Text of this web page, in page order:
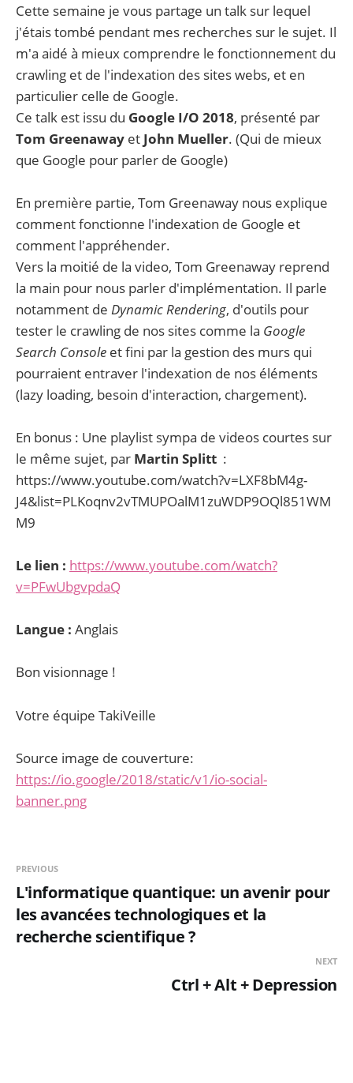
Cette semaine je vous partage un talk sur lequel
j'étais tombé pendant mes recherches sur le sujet. Il
m'a aidé à mieux comprendre le fonctionnement du
crawling et de l'indexation des sites webs, et en
particulier celle de Google.
Ce talk est issu du Google I/O 2018, présenté par
Tom Greenaway et John Mueller. (Qui de mieux
que Google pour parler de Google)
En première partie, Tom Greenaway nous explique
comment fonctionne l'indexation de Google et
comment l'appréhender.
Vers la moitié de la video, Tom Greenaway reprend
la main pour nous parler d'implémentation. Il parle
notamment de Dynamic Rendering, d'outils pour
tester le crawling de nos sites comme la Google
Search Console et fini par la gestion des murs qui
pourraient entraver l'indexation de nos éléments
(lazy loading, besoin d'interaction, chargement).
En bonus : Une playlist sympa de videos courtes sur
le même sujet, par Martin Splitt :
https://www.youtube.com/watch?v=LXF8bM4g-
J4&list=PLKoqnv2vTMUPOalM1zuWDP9OQl851WM
M9
Le lien : https://www.youtube.com/watch?
v=PFwUbgvpdaQ
Langue : Anglais
Bon visionnage !
Votre équipe TakiVeille
Source image de couverture:
https://io.google/2018/static/v1/io-social-
banner.png
PREVIOUS
L'informatique quantique: un avenir pour
les avancées technologiques et la
recherche scientifique ?
NEXT
Ctrl + Alt + Depression